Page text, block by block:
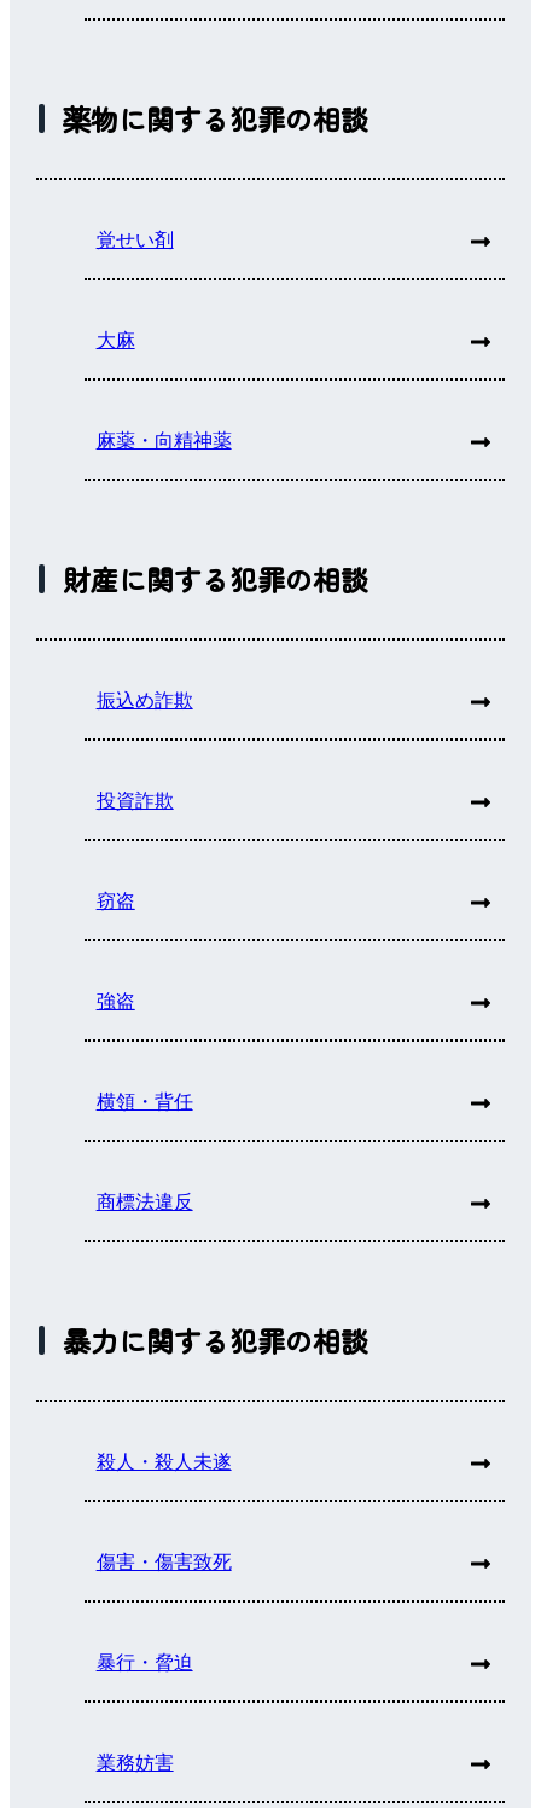
薬物に関する犯罪の相談
覚せい剤
大麻
麻薬・向精神薬
財産に関する犯罪の相談
振込め詐欺
投資詐欺
窃盗
強盗
横領・背任
商標法違反
暴力に関する犯罪の相談
殺人・殺人未遂
傷害・傷害致死
暴行・脅迫
業務妨害